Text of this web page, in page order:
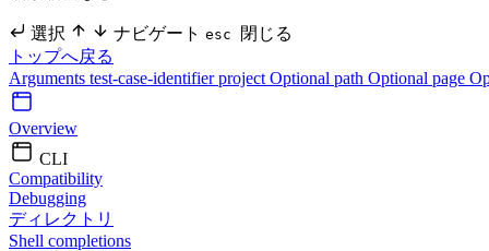
選択 ナビゲート esc
閉じる
トップへ戻る
Arguments test-case-identifierproject Optional path Optional page
Overview
CLI
Compatibility
Debugging
ディレクトリ
Shell completions